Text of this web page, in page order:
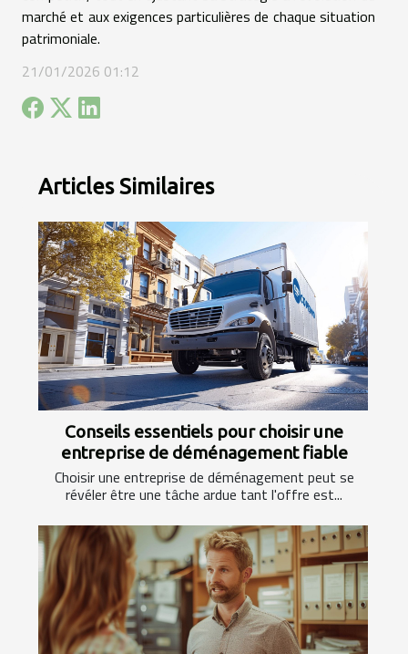
marché et aux exigences particulières de chaque situation
patrimoniale.
21/01/2026 01:12
Articles Similaires
Conseils essentiels pour choisir une
entreprise de déménagement fiable
Choisir une entreprise de déménagement peut se
révéler être une tâche ardue tant l'offre est...